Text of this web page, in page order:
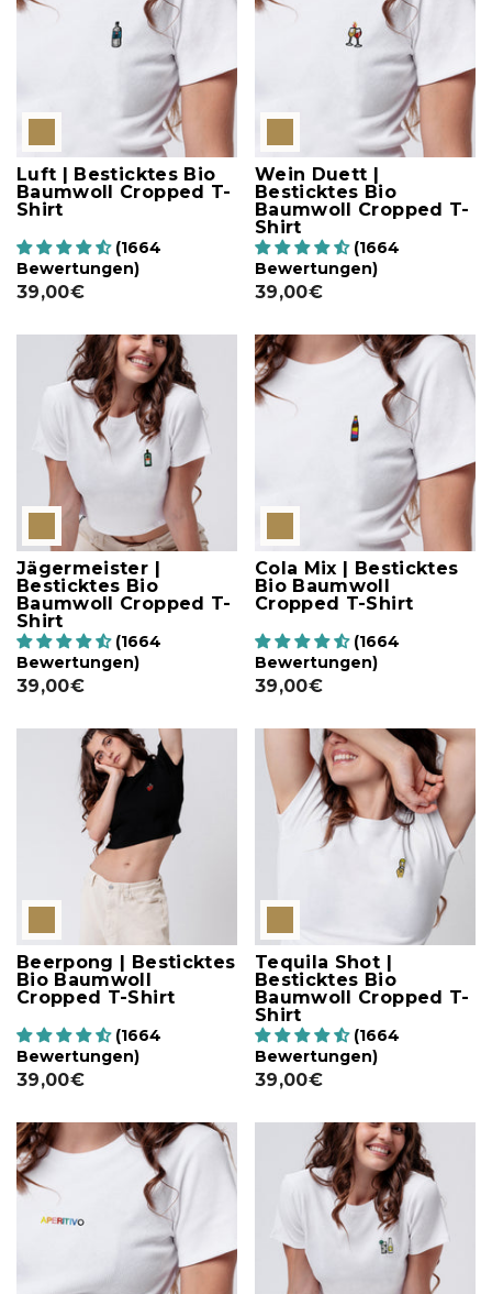
Luft | Besticktes Bio
Baumwoll Cropped T-
Shirt
(1664
Bewertungen)
39,00€
Wein Duett |
Besticktes Bio
Baumwoll Cropped T-
Shirt
(1664
Bewertungen)
39,00€
Jägermeister |
Besticktes Bio
Baumwoll Cropped T-
Shirt
(1664
Bewertungen)
39,00€
Cola Mix | Besticktes
Bio Baumwoll
Cropped T-Shirt
(1664
Bewertungen)
39,00€
Beerpong | Besticktes
Bio Baumwoll
Cropped T-Shirt
(1664
Bewertungen)
39,00€
Tequila Shot |
Besticktes Bio
Baumwoll Cropped T-
Shirt
(1664
Bewertungen)
39,00€